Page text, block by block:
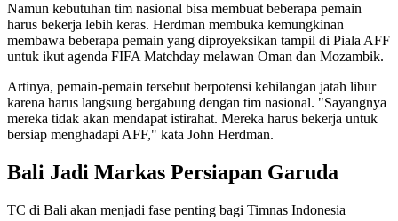
Namun kebutuhan tim nasional bisa membuat beberapa pemain
harus bekerja lebih keras. Herdman membuka kemungkinan
membawa beberapa pemain yang diproyeksikan tampil di Piala AFF
untuk ikut agenda FIFA Matchday melawan Oman dan Mozambik.
Artinya, pemain-pemain tersebut berpotensi kehilangan jatah libur
karena harus langsung bergabung dengan tim nasional. "Sayangnya
mereka tidak akan mendapat istirahat. Mereka harus bekerja untuk
bersiap menghadapi AFF," kata John Herdman.
Bali Jadi Markas Persiapan Garuda
TC di Bali akan menjadi fase penting bagi Timnas Indonesia